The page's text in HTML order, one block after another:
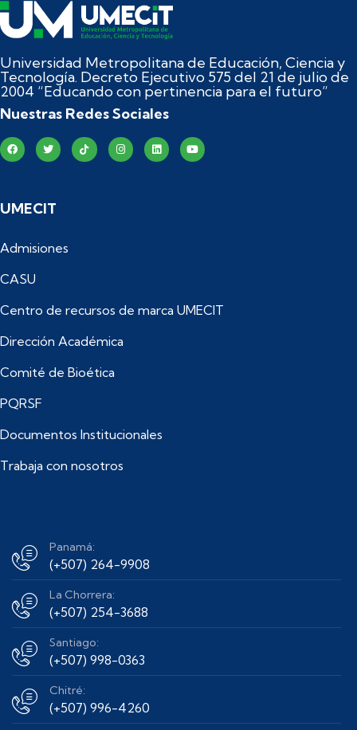
Universidad Metropolitana de Educación, Ciencia y
Tecnología. Decreto Ejecutivo 575 del 21 de julio de
2004 “Educando con pertinencia para el futuro”
Nuestras Redes Sociales
UMECIT
Admisiones
CASU
Centro de recursos de marca UMECIT
Dirección Académica
Comité de Bioética
PQRSF
Documentos Institucionales
Trabaja con nosotros
Panamá:
(+507) 264-9908
La Chorrera:
(+507) 254-3688
Santiago:
(+507) 998-0363
Chitré:
(+507) 996-4260